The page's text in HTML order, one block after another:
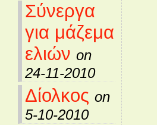
Σύνεργα
για μάζεμα
ελιών on
24-11-2010
Δίολκος on
5-10-2010